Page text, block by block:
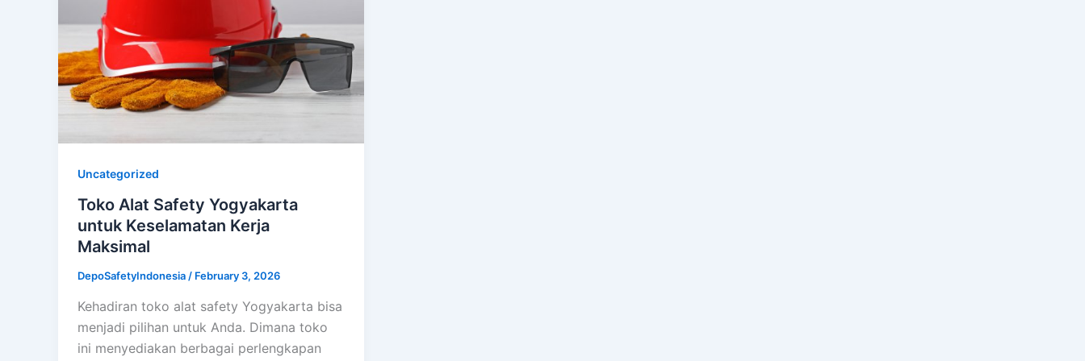
Uncategorized
Toko Alat Safety Yogyakarta
untuk Keselamatan Kerja
Maksimal
DepoSafetyIndonesia/ February 3, 2026
Kehadiran toko alat safety Yogyakarta bisa
menjadi pilihan untuk Anda. Dimana toko
ini menyediakan berbagai perlengkapan